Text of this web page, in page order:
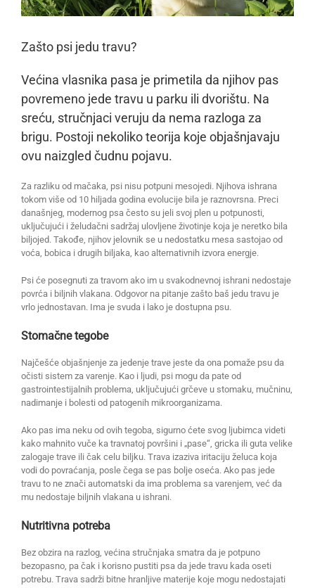
Zašto psi jedu travu?
Većina vlasnika pasa je primetila da njihov pas
povremeno jede travu u parku ili dvorištu. Na
sreću, stručnjaci veruju da nema razloga za
brigu. Postoji nekoliko teorija koje objašnjavaju
ovu naizgled čudnu pojavu.
Za razliku od mačaka, psi nisu potpuni mesojedi. Njihova ishrana
tokom više od 10 hiljada godina evolucije bila je raznovrsna. Preci
današnjeg, modernog psa često su jeli svoj plen u potpunosti,
uključujući i želudačni sadržaj ulovljene životinje koja je neretko bila
biljojed. Takođe, njihov jelovnik se u nedostatku mesa sastojao od
voća, bobica i drugih biljaka, kao alternativnih izvora energje.
Psi će posegnuti za travom ako im u svakodnevnoj ishrani nedostaje
povrća i biljnih vlakana. Odgovor na pitanje zašto baš jedu travu je
vrlo jednostavan. Ima je svuda i lako je dostupna psu.
Stomačne tegobe
Najčešće objašnjenje za jedenje trave jeste da ona pomaže psu da
očisti sistem za varenje. Kao i ljudi, psi mogu da pate od
gastrointestijalnih problema, uključujući grčeve u stomaku, mučninu,
nadimanje i bolesti od patogenih mikroorganizama.
Ako pas ima neku od ovih tegoba, sigurno ćete svog ljubimca videti
kako mahnito vuče ka travnatoj površini i „pase“, gricka ili guta velike
zalogaje trave ili čak celu biljku. Trava izaziva iritaciju želuca koja
vodi do povraćanja, posle čega se pas bolje oseća. Ako pas jede
travu to ne znači automatski da ima problema sa varenjem, već da
mu nedostaje biljnih vlakana u ishrani.
Nutritivna potreba
Bez obzira na razlog, većina stručnjaka smatra da je potpuno
bezopasno, pa čak i korisno pustiti psa da jede travu kada oseti
potrebu. Trava sadrži bitne hranljive materije koje mogu nedostajati